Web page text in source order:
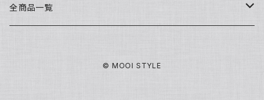
全商品一覧
© MOOI STYLE